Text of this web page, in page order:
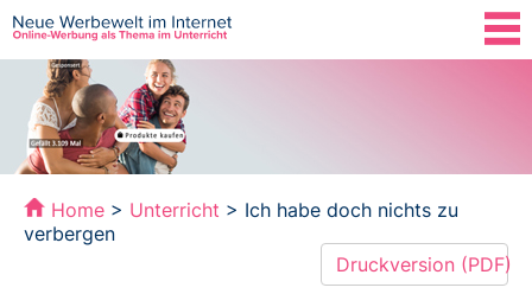
Didaktik
Home > Unterricht > Ich habe doch nichts zu
verbergen
Druckversion (PDF)